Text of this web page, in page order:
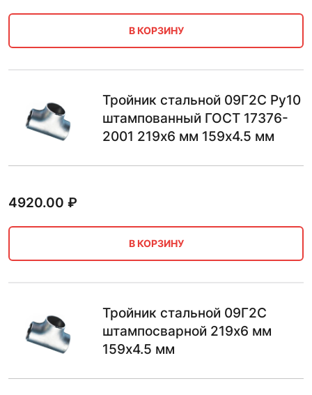
В КОРЗИНУ
Тройник стальной 09Г2С Ру10
штампованный ГОСТ 17376-
2001 219х6 мм 159х4.5 мм
4920.00 ₽
В КОРЗИНУ
Тройник стальной 09Г2С
штампосварной 219х6 мм
159х4.5 мм